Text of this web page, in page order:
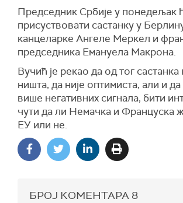
Председник Србије у понедељак
присуствовати састанку у
канцеларке Ангеле Меркел и
председника Емануела Макрона.
Вучић је рекао да од тог састанка
ништа, да није оптимиста, али и
више негативних сигнала, бити
чути да ли Немачка и Француска
ЕУ или не.
БРОЈ КОМЕНТАРА 8